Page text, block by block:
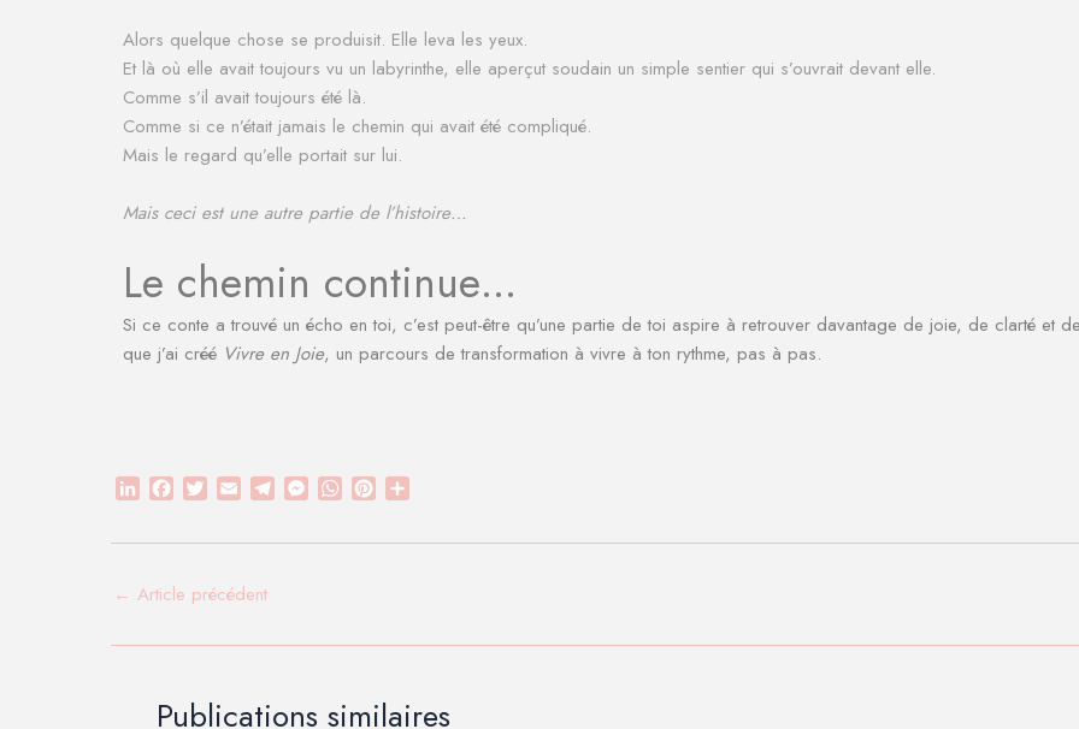
Alors quelque chose se produisit. Elle leva les yeux.
Et là où elle avait toujours vu un labyrinthe, elle aperçut soudain un simple sentier qui s’ouvrait devant elle.
Comme s’il avait toujours été là.
Comme si ce n’était jamais le chemin qui avait été compliqué.
Mais le regard qu’elle portait sur lui.
Mais ceci est une autre partie de l’histoire…
Le chemin continue…
Si ce conte a trouvé un écho en toi, c’est peut-être qu’une partie de toi aspire à retrouver davantage de joie, de clarté et
que j’ai créé Vivre en Joie, un parcours de transformation à vivre à ton rythme, pas à pas.
n
e
d
c
b
o
i
e
a
l
l
M
s
W
a
n
r
← Article précédent
Publications similaires